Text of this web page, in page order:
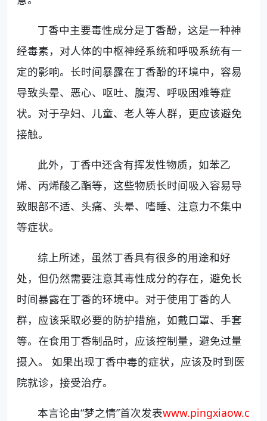
丁香中主要毒性成分是丁香酚，这是一种神
经毒素，对人体的中枢神经系统和呼吸系统有一
定的影响。长时间暴露在丁香酚的环境中，容易
导致头晕、恶心、呕吐、腹泻、呼吸困难等症
状。对于孕妇、儿童、老人等人群，更应该避免
接触。
此外，丁香中还含有挥发性物质，如苯乙
烯、丙烯酸乙酯等，这些物质长时间吸入容易导
致眼部不适、头痛、头晕、嗜睡、注意力不集中
等症状。
综上所述，虽然丁香具有很多的用途和好
处，但仍然需要注意其毒性成分的存在，避免长
时间暴露在丁香的环境中。对于使用丁香的人
群，应该采取必要的防护措施，如戴口罩、手套
等。在食用丁香制品时，应该控制量，避免过量
摄入。 如果出现丁香中毒的症状，应该及时到医
院就诊，接受治疗。
本言论由“梦之情”首次发表www.pingxiaow.c